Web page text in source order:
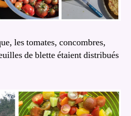
les tomates, concombres,
de blette étaient distribués